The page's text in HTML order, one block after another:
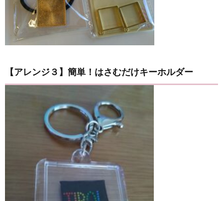
【アレンジ３】簡単！はさむだけキーホルダー